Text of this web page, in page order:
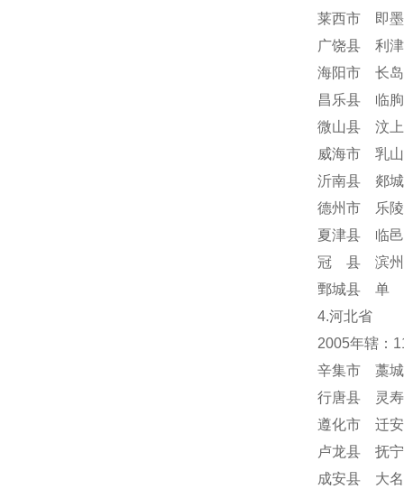
莱西市 即
广饶县 利
海阳市 长
昌乐县 临
微山县 汶
威海市 乳
沂南县 郯
德州市 乐
夏津县 临
冠 县 滨州
鄄城县 单
4.河北省
2005年辖：
辛集市 藁
行唐县 灵
遵化市 迁
卢龙县 抚
成安县 大